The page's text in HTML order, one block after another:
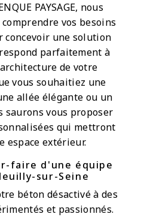
PAYSAGE, nous
vos besoins
concevoir une solution
parfaitement à
de votre
vous souhaitiez une
allée élégante ou un
saurons vous proposer
qui mettront
espace extérieur.
faire d'une équipe
sur-Seine
béton désactivé à des
et passionnés.